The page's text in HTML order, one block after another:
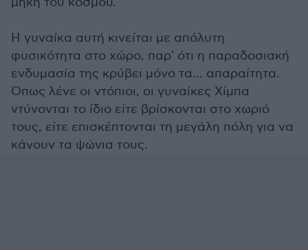
Η γυναίκα αυτή κινείται με απόλυτη
φυσικότητα στο χώρο, παρ' ότι η παραδοσιακή
ενδυμασία της κρύβει μόνο τα... απαραίτητα.
Όπως λένε οι ντόπιοι, οι γυναίκες Χίμπα
ντύνονται το ίδιο είτε βρίσκονται στο χωριό
τους, είτε επισκέπτονται τη μεγάλη πόλη για να
κάνουν τα ψώνια τους.